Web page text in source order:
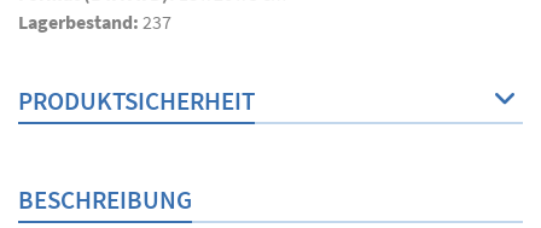
Lagerbestand: 237
PRODUKTSICHERHEIT
BESCHREIBUNG